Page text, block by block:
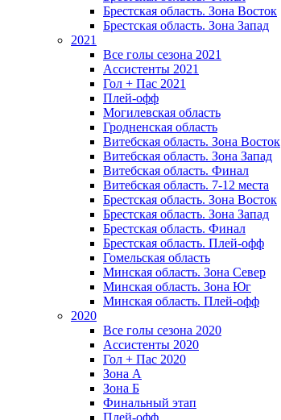
Брестская область. Зона Восток
Брестская область. Зона Запад
2021
Все голы сезона 2021
Ассистенты 2021
Гол + Пас 2021
Плей-офф
Могилевская область
Гродненская область
Витебская область. Зона Восток
Витебская область. Зона Запад
Витебская область. Финал
Витебская область. 7-12 места
Брестская область. Зона Восток
Брестская область. Зона Запад
Брестская область. Финал
Брестская область. Плей-офф
Гомельская область
Минская область. Зона Север
Минская область. Зона Юг
Минская область. Плей-офф
2020
Все голы сезона 2020
Ассистенты 2020
Гол + Пас 2020
Зона А
Зона Б
Финальный этап
Плей-офф